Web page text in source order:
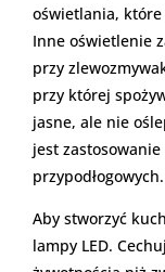
oświetlania,
Inne oświetlenie
przy
przy której
jasne, ale nie
jest
przypodłogowych.
Aby stworzyć
lampy LED.